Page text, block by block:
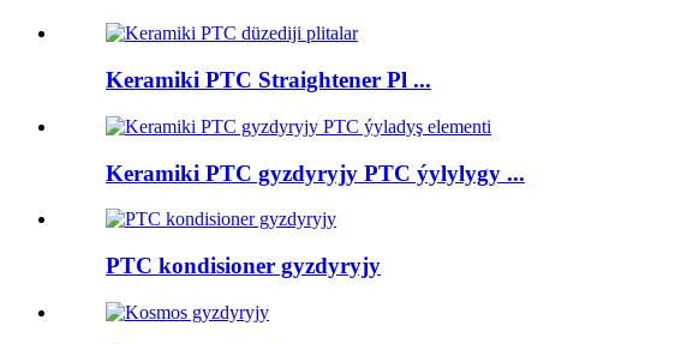
Keramiki PTC Straightener Pl ...
Keramiki PTC gyzdyryjy PTC ýylylygy ...
PTC kondisioner gyzdyryjy